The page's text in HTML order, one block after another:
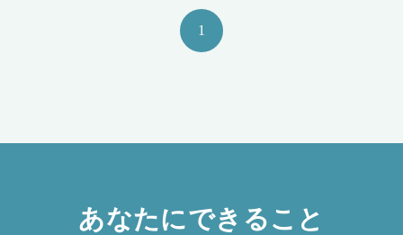
1
あなたにできること